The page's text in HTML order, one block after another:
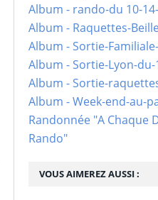
VOUS AIMEREZ AUSSI :
Album - rando-du 10-
Album - Raquettes-
Album - Sortie-
Album - Sortie-Lyon-du-
Album - Sortie-
Album - Week-end-au-
Randonnée "A Chaque
Rando"